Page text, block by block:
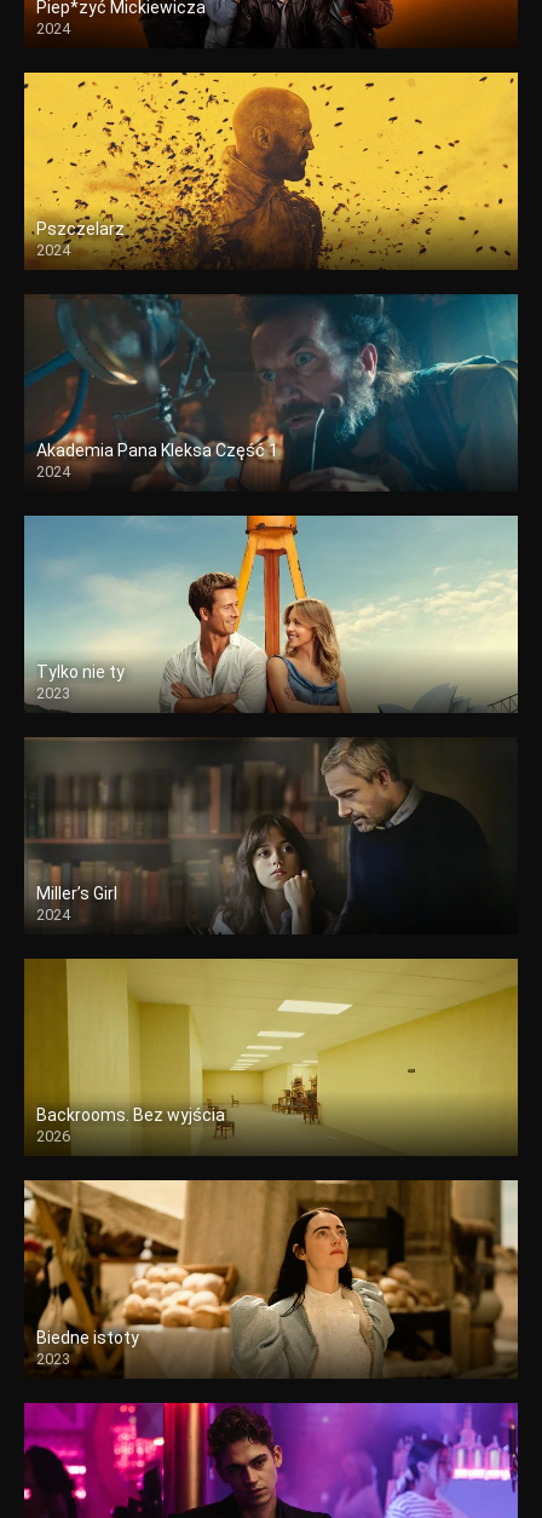
Piep*zyć Mickiewicza
2024
Pszczelarz
2024
Akademia Pana Kleksa Część 1
2024
Tylko nie ty
2023
Miller’s Girl
2024
Backrooms. Bez wyjścia
2026
Biedne istoty
2023